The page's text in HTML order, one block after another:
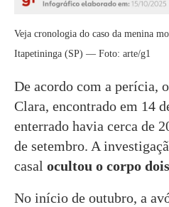
Veja cronologia do caso da menina
Itapetininga (SP) — Foto: arte/g1
De acordo com a perícia,
Clara, encontrado em 14
enterrado havia cerca de
de setembro. A
casal ocultou o corpo
No início de outubro, a